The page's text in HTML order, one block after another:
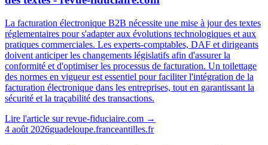
La facturation électronique B2B nécessite une mise à jour des textes
réglementaires pour s'adapter aux évolutions technologiques et aux
pratiques commerciales. Les experts-comptables, DAF et dirigeants
doivent anticiper les changements législatifs afin d'assurer la
conformité et d'optimiser les processus de facturation. Un toilettage
des normes en vigueur est essentiel pour faciliter l'intégration de la
facturation électronique dans les entreprises, tout en garantissant la
sécurité et la traçabilité des transactions.
Lire l'article surrevue-fiduciaire.com →
4 août 2026guadeloupe.franceantilles.fr